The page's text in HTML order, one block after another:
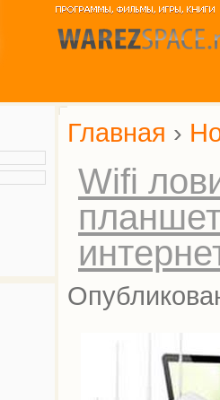
Главная ›
Wifi